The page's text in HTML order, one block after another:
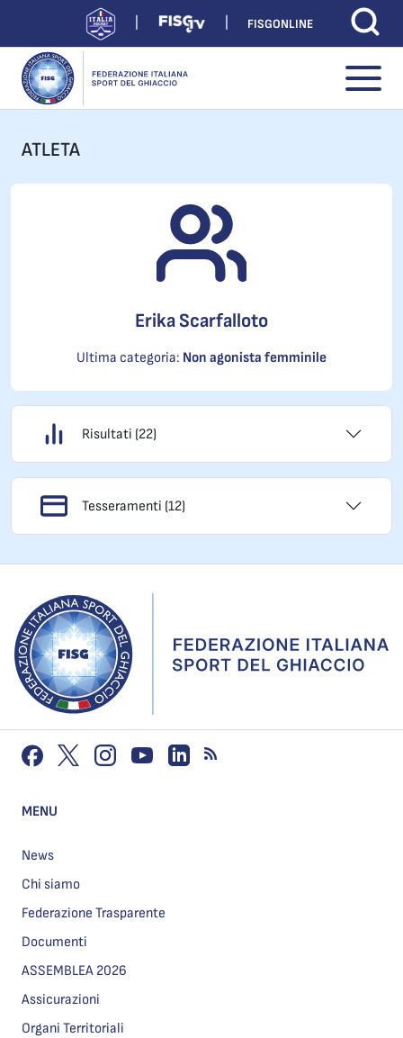
FISGONLINE
ATLETA
Erika Scarfalloto
Ultima categoria: Non agonista femminile
Risultati (22)
Tesseramenti (12)
MENU
News
Chi siamo
Federazione Trasparente
Documenti
ASSEMBLEA 2026
Assicurazioni
Organi Territoriali